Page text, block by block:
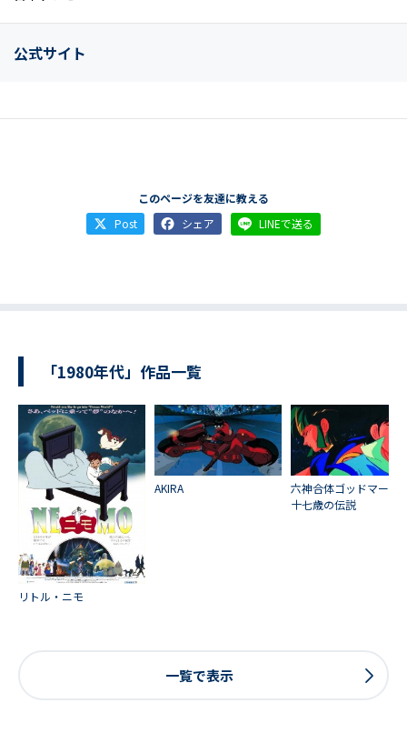
公式サイト
このページを友達に教える
Post
シェア LINEで送る
「1980年代」作品一覧
リトル・ニモ
AKIRA
六神合体ゴッドマー
十七歳の伝説
一覧で表示